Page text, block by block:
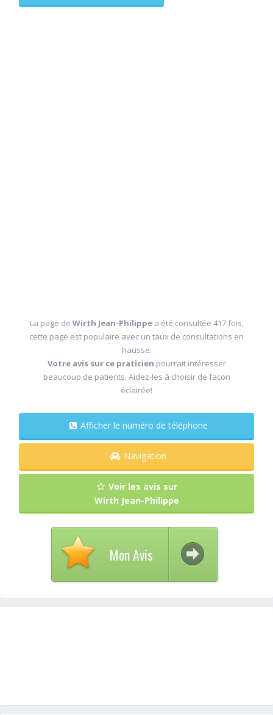
La page de Wirth Jean-Philippe a été consultée 417 fois,
cette page est populaire avec un taux de consultations en
hausse.
Votre avis sur ce praticien pourrait intéresser
beaucoup de patients. Aidez-les à choisir de facon
éclairée!
Afficher le numéro de téléphone
Navigation
Voir les avis sur
Wirth Jean-Philippe
Mon Avis